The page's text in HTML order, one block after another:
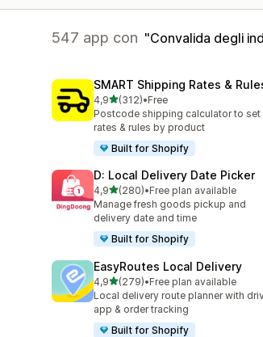
547 app con Convalida degli
SMART Shipping Rates &
4,9stelle su 5
(312)
312 recensioni totali
•Free
Postcode shipping calculator to set
rates & rules by product
Built for Shopify
D: Local Delivery Date Picker
4,9stelle su 5
(280)
280 recensioni totali
•Free plan available
Manage fresh goods pickup and
delivery date and time
Built for Shopify
EasyRoutes Local Delivery
4,9stelle su 5
(279)
279 recensioni totali
•Free plan available
Local delivery route planner with
app & order tracking
Built for Shopify